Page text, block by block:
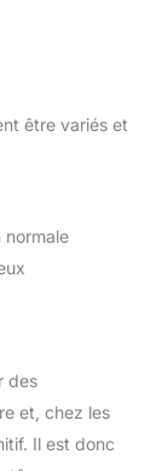
être variés et
normale
des
et, chez les
Il est donc